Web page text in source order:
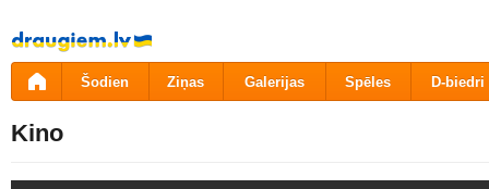
Pāriet
uz
saturu
Šodien Ziņas Galerijas Spēles D-biedri
Kino